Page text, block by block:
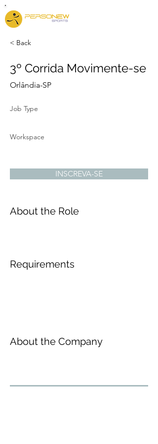
< Back
3º Corrida Movimente-se
Orlândia-SP
Job Type
Workspace
INSCREVA-SE
About the Role
Requirements
About the Company